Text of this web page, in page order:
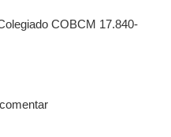
COBCM 17.840-